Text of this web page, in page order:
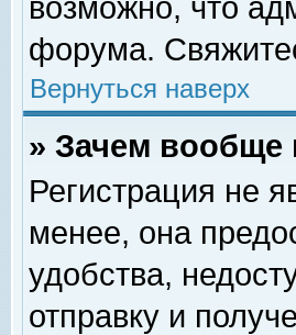
возможно, что
форума.
Вернуться наверх
» Зачем вообще
Регистрация не
менее, она
удобства,
отправку и